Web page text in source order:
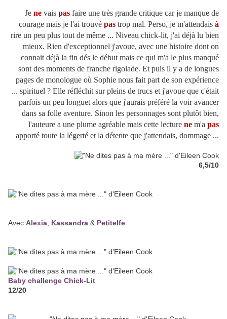
Je ne vais pas faire une très grande critique car je manque de
courage mais je l'ai trouvé pas trop mal. Perso, je m'attendais à
rire un peu plus tout de même ... Niveau chick-lit, j'ai déjà lu bien
mieux. Rien d'exceptionnel j'avoue, avec une histoire dont on
connait déjà la fin dés le début mais ce qui m'a le plus manqué
sont des moments de franche rigolade. Et puis il y a de longues
pages de monologue où Sophie nous fait part de son expérience
... spirituel ? Elle réfléchit sur pleins de trucs et j'avoue que c'était
parfois un peu longuet alors que j'aurais préféré la voir avancer
dans sa folle aventure. Sinon les personnages sont plutôt bien,
l'auteure a une plume agréable mais cette lecture ne m'a pas
apporté toute la légerté et la détente que j'attendais, dommage ...
6,5/10
Avec Alexia Kassandra & Petitelfe
Baby challenge Chick-Lit
12/20